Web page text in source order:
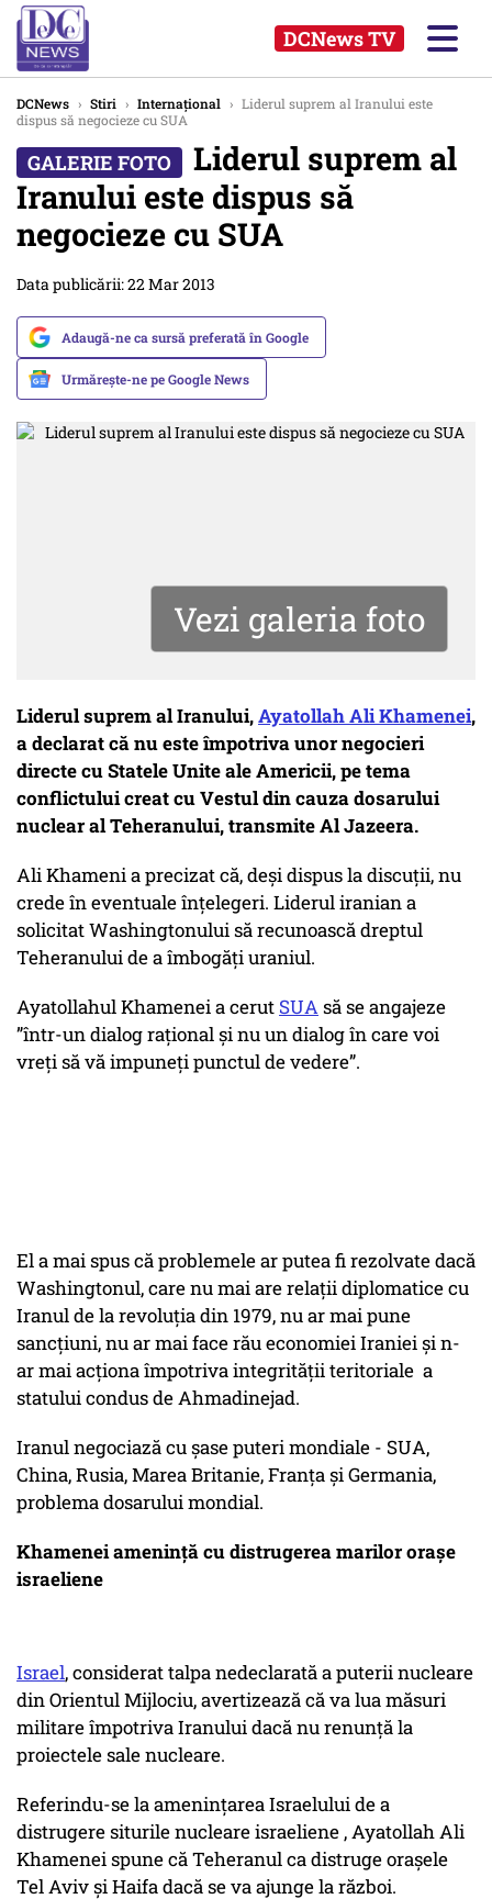
DCNews TV
DCNews › Stiri › Internațional › Liderul suprem al Iranului este
dispus să negocieze cu SUA
Liderul suprem al
Iranului este dispus să
negocieze cu SUA
Data publicării: 22 Mar 2013
Adaugă-ne ca sursă preferată în Google
Urmărește-ne pe Google News
Vezi galeria foto
Liderul suprem al Iranului,Ayatollah Ali Khamenei,
a declarat că nu este împotriva unor negocieri
directe cu Statele Unite ale Americii, pe tema
conflictului creat cu Vestul din cauza dosarului
nuclear al Teheranului, transmite Al Jazeera.
Ali Khameni a precizat că, deși dispus la discuții, nu
crede în eventuale înțelegeri. Liderul iranian a
solicitat Washingtonului să recunoască dreptul
Teheranului de a îmbogăți uraniul.
Ayatollahul Khamenei a cerut SUAsă se angajeze
”într-un dialog raţional şi nu un dialog în care voi
vreţi să vă impuneţi punctul de vedere”.
El a mai spus că problemele ar putea fi rezolvate dacă
Washingtonul, care nu mai are relații diplomatice cu
Iranul de la revoluția din 1979, nu ar mai pune
sancțiuni, nu ar mai face rău economiei Iraniei și n-
ar mai acționa împotriva integrității teritoriale a
statului condus de Ahmadinejad.
Iranul negociază cu șase puteri mondiale - SUA,
China, Rusia, Marea Britanie, Franța și Germania,
problema dosarului mondial.
Khamenei amenință cu distrugerea marilor orașe
israeliene
Israel, considerat talpa nedeclarată a puterii nucleare
din Orientul Mijlociu, avertizează că va lua măsuri
militare împotriva Iranului dacă nu renunță la
proiectele sale nucleare.
Referindu-se la amenințarea Israelului de a
distrugere siturile nucleare israeliene , Ayatollah Ali
Khamenei spune că Teheranul ca distruge orașele
Tel Aviv și Haifa dacă se va ajunge la război.